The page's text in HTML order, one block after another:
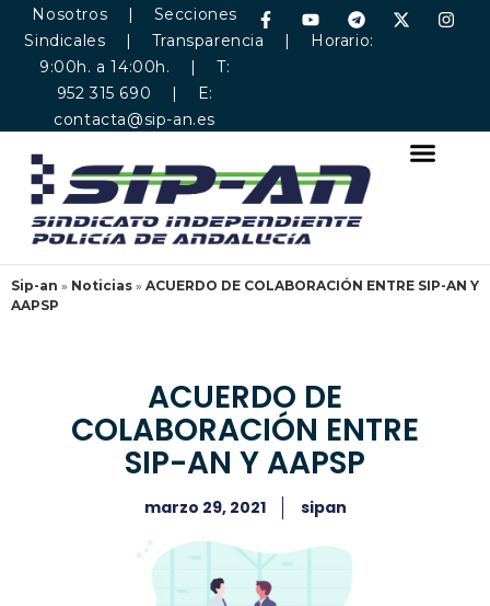
Nosotros | Secciones
Sindicales | Transparencia | Horario:
9:00h. a 14:00h. | T:
952 315 690 | E:
contacta@sip-an.es
Sip-an » Noticias » ACUERDO DE COLABORACIÓN ENTRE SIP-AN Y
AAPSP
ACUERDO DE
COLABORACIÓN ENTRE
SIP-AN Y AAPSP
marzo 29, 2021 sipan